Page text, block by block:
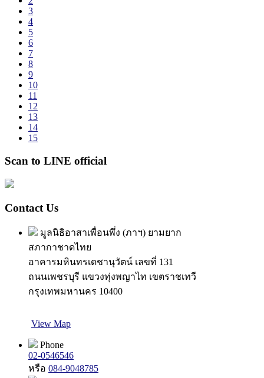
3
4
5
6
7
8
9
10
11
12
13
14
15
Scan to LINE official
Contact Us
มูลนิธิอาสาเพื่อนพึ่ง (ภาฯ) ยามยาก
สภากาชาดไทย
อาคารมหินทรเดชานุวัตน์ เลขที่ 131
ถนนเพชรบุรี แขวงทุ่งพญาไท เขตราชเทวี
กรุงเทพมหานคร 10400
View Map
Phone
02-0546546
หรือ 084-9048785